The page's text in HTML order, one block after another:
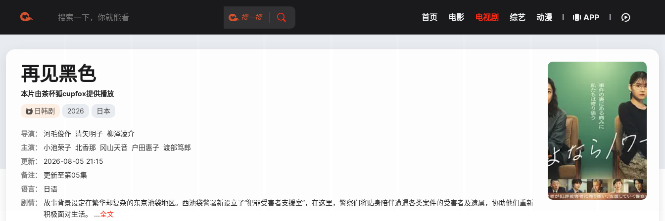
搜一搜 首页 电影 电视剧 综艺 动漫 APP
再见黑色
本片由茶杯狐cupfox提供播放
日韩剧 2026 日本
导演： 河毛俊作 清矢明子 柳泽凌介
主演：
小池荣子 北香那 冈山天音 户田惠子 渡部笃郎
更新：
2026-08-05 21:15
备注：
更新至第05集
语言：
日语
剧情：
故事背景设定在繁华却复杂的东京池袋地区。西池袋警署新设立了“犯罪受害者支援室”，在这里，警察们将贴身陪伴遭遇各类案件的受害者及遗属，协助他们重新
积极面对生活。 ...全文